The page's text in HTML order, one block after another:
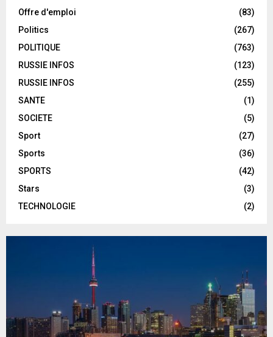
Offre d'emploi
(83)
Politics
(267)
POLITIQUE
(763)
RUSSIE INFOS
(123)
RUSSIE INFOS
(255)
SANTE
(1)
SOCIETE
(5)
Sport
(27)
Sports
(36)
SPORTS
(42)
Stars
(3)
TECHNOLOGIE
(2)